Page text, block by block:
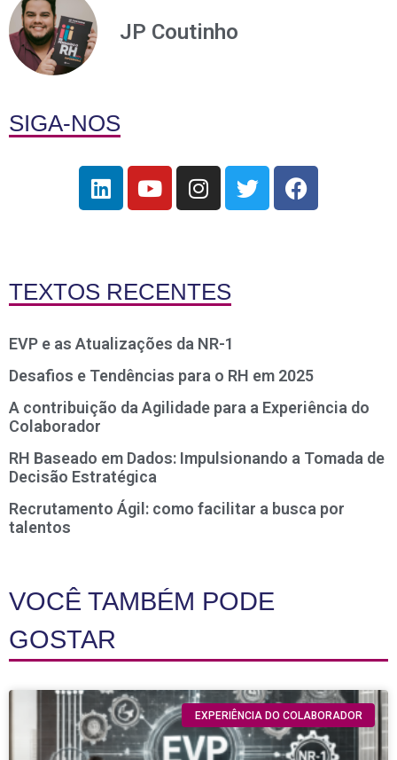
JP Coutinho
SIGA-NOS
TEXTOS RECENTES
EVP e as Atualizações da NR-1
Desafios e Tendências para o RH em 2025
A contribuição da Agilidade para a Experiência do
Colaborador
RH Baseado em Dados: Impulsionando a Tomada de
Decisão Estratégica
Recrutamento Ágil: como facilitar a busca por
talentos
VOCÊ TAMBÉM PODE
GOSTAR
EXPERIÊNCIA DO COLABORADOR